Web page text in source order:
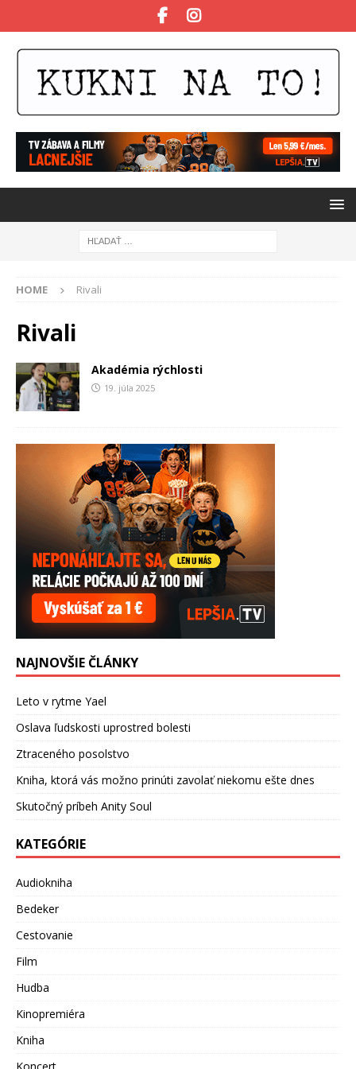
HOME Rivali
Rivali
Akadémia rýchlosti
19. júla 2025
NAJNOVŠIE ČLÁNKY
Leto v rytme Yael
Oslava ľudskosti uprostred bolesti
Ztraceného posolstvo
Kniha, ktorá vás možno prinúti zavolať niekomu ešte dnes
Skutočný príbeh Anity Soul
KATEGÓRIE
Audiokniha
Bedeker
Cestovanie
Film
Hudba
Kinopremiéra
Kniha
Koncert